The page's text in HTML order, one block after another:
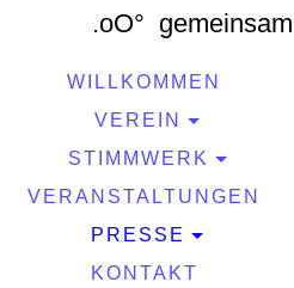
.oO°
WILLKOMMEN
VEREIN
STIMMWERK
VERANSTALTUNGEN
PRESSE
KONTAKT